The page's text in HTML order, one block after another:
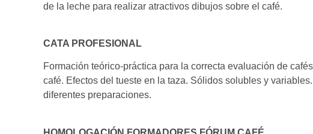
de la leche para realizar atractivos dibujos sobre el café.
CATA PROFESIONAL
Formación teórico-práctica para la correcta evaluación de
café. Efectos del tueste en la taza. Sólidos solubles y
diferentes preparaciones.